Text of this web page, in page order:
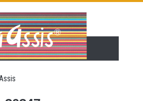
INICIAL
VIRTUAL
CONTATO
PROMOÇÃO